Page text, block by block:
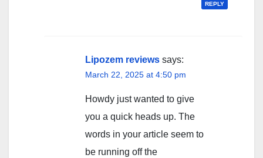
REPLY
Lipozem reviews says:
March 22, 2025 at 4:50 pm
Howdy just wanted to give
you a quick heads up. The
words in your article seem to
be running off the